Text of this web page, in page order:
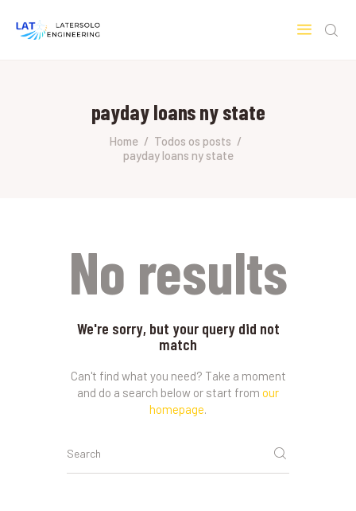
payday loans ny state
Home
Todos os posts
payday loans ny state
HOME
SOBRE A LATERSOLO
ENGINEERING
No results
We're sorry, but your query did not
match
Can't find what you need? Take a moment
and do a search below or start from our
homepage.